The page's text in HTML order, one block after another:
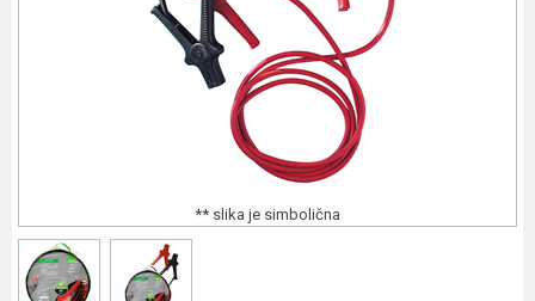
** slika je simbolična